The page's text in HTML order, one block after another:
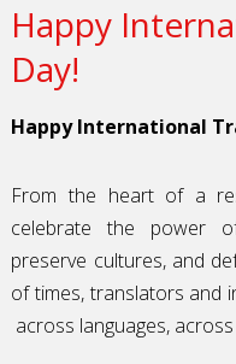
Happy
Day!
Happy International
From the heart of a
celebrate the power
preserve cultures, and
of times, translators and
across languages,